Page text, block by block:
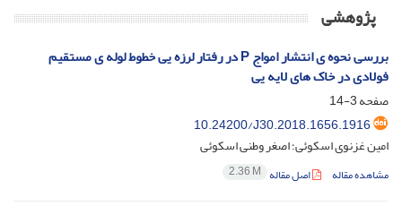
پژوهشی
بررسی نحوه ی انتشار امواج P در رفتار لرزه یی خطوط لوله ی مستقیم
فولادی در خاک های لایه یی
صفحه3-14
10.24200/J30.2018.1656.1916
امین غزنوی اسکوئی؛ اصغر وطنی اسکوئی
مشاهده مقاله اصل مقاله 2.36 M